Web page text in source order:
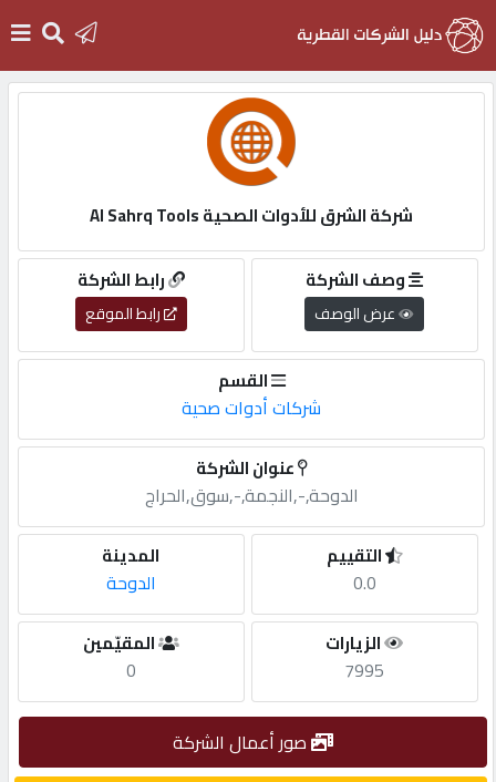
التسجيل
English
أضف
مطلوب
طلب
الاحصائيات
شركة الشرق للأدوات الصحية Al Sahrq Tools
رابط الشركة
رابط الموقع
وصف الشركة
عرض الوصف
القسم
شركات أدوات صحية
عنوان الشركة
الدوحة,-,النجمة,-,سوق,الحراج
المدينة
الدوحة
التقييم
0.0
المقيّمين
0
الزيارات
7995
صور أعمال الشركة